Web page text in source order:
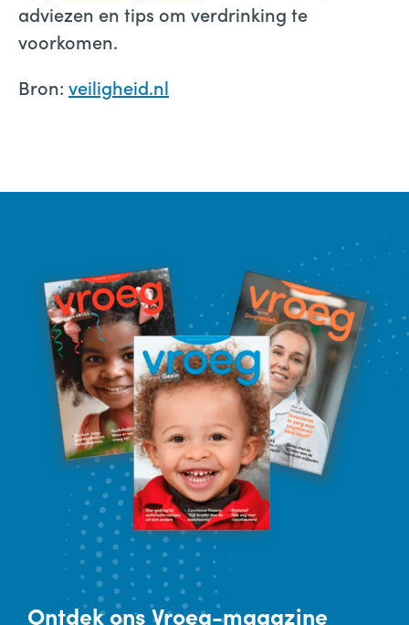
adviezen en tips om verdrinking te
voorkomen.
Bron: veiligheid.nl
Ontdekons Vroeg-magazine